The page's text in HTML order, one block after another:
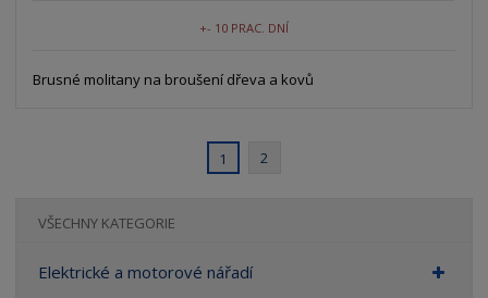
+- 10 PRAC. DNÍ
Brusné molitany na broušení dřeva a kovů
1 2
VŠECHNY KATEGORIE
Elektrické a motorové nářadí